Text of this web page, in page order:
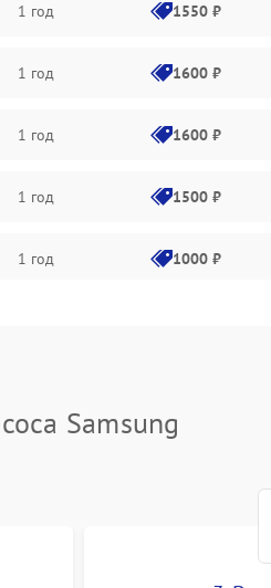
1 год 1550 ₽
1 год 1600 ₽
1 год 1600 ₽
1 год 1500 ₽
1 год 1000 ₽
Samsung